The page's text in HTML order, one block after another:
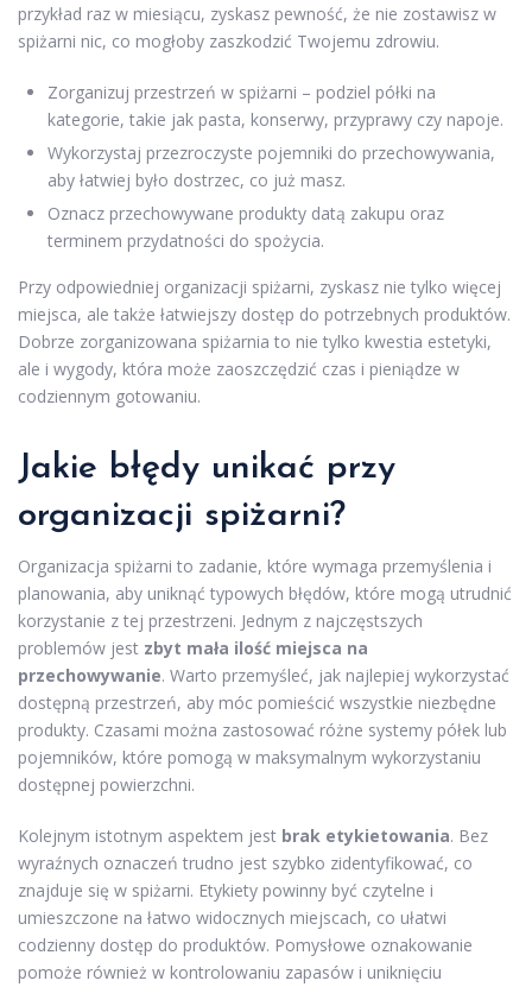
przykład raz w miesiącu, zyskasz pewność, że nie zostawisz w
spiżarni nic, co mogłoby zaszkodzić Twojemu zdrowiu.
Zorganizuj przestrzeń w spiżarni – podziel półki na
kategorie, takie jak pasta, konserwy, przyprawy czy napoje.
Wykorzystaj przezroczyste pojemniki do przechowywania,
aby łatwiej było dostrzec, co już masz.
Oznacz przechowywane produkty datą zakupu oraz
terminem przydatności do spożycia.
Przy odpowiedniej organizacji spiżarni, zyskasz nie tylko więcej
miejsca, ale także łatwiejszy dostęp do potrzebnych produktów.
Dobrze zorganizowana spiżarnia to nie tylko kwestia estetyki,
ale i wygody, która może zaoszczędzić czas i pieniądze w
codziennym gotowaniu.
Jakie błędy unikać przy
organizacji spiżarni?
Organizacja spiżarni to zadanie, które wymaga przemyślenia i
planowania, aby uniknąć typowych błędów, które mogą utrudnić
korzystanie z tej przestrzeni. Jednym z najczęstszych
problemów jest zbyt mała ilość miejsca na
przechowywanie. Warto przemyśleć, jak najlepiej wykorzystać
dostępną przestrzeń, aby móc pomieścić wszystkie niezbędne
produkty. Czasami można zastosować różne systemy półek lub
pojemników, które pomogą w maksymalnym wykorzystaniu
dostępnej powierzchni.
Kolejnym istotnym aspektem jest brak etykietowania. Bez
wyraźnych oznaczeń trudno jest szybko zidentyfikować, co
znajduje się w spiżarni. Etykiety powinny być czytelne i
umieszczone na łatwo widocznych miejscach, co ułatwi
codzienny dostęp do produktów. Pomysłowe oznakowanie
pomoże również w kontrolowaniu zapasów i uniknięciu